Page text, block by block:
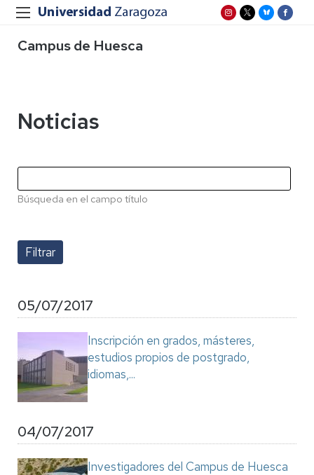
Campus de Huesca
Noticias
Búsqueda en el campo título
05/07/2017
Inscripción en grados, másteres,
estudios propios de postgrado,
idiomas,...
04/07/2017
Investigadores del Campus de Huesca